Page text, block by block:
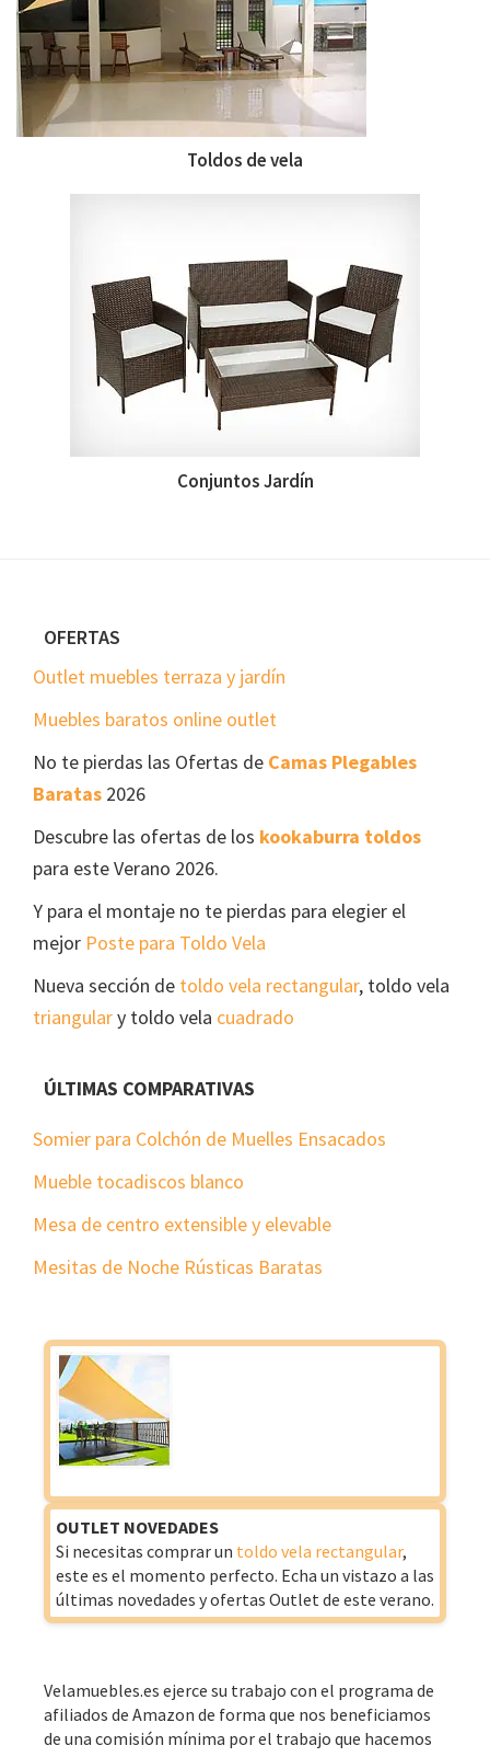
Toldos de vela
Conjuntos Jardín
FooterOFERTAS
Outlet muebles terraza y jardín
Muebles baratos online outlet
No te pierdas las Ofertas de Camas Plegables
Baratas 2026
Descubre las ofertas de los kookaburra toldos
para este Verano 2026.
Y para el montaje no te pierdas para elegier el
mejor Poste para Toldo Vela
Nueva sección de toldo vela rectangular, toldo vela
triangulary toldo vela cuadrado
ÚLTIMAS COMPARATIVAS
Somier para Colchón de Muelles Ensacados
Mueble tocadiscos blanco
Mesa de centro extensible y elevable
Mesitas de Noche Rústicas Baratas
OUTLET NOVEDADES
Si necesitas comprar un toldo vela rectangular,
este es el momento perfecto. Echa un vistazo a las
últimas novedades y ofertas Outlet de este verano.
Velamuebles.es ejerce su trabajo con el programa de
afiliados de Amazon de forma que nos beneficiamos
de una comisión mínima por el trabajo que hacemos